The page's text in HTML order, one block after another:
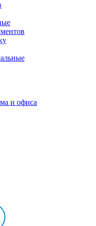
и офиса